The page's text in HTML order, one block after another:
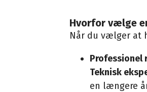
Hvorfor vælge
Når du vælger at
Professionel
Teknisk
en længere